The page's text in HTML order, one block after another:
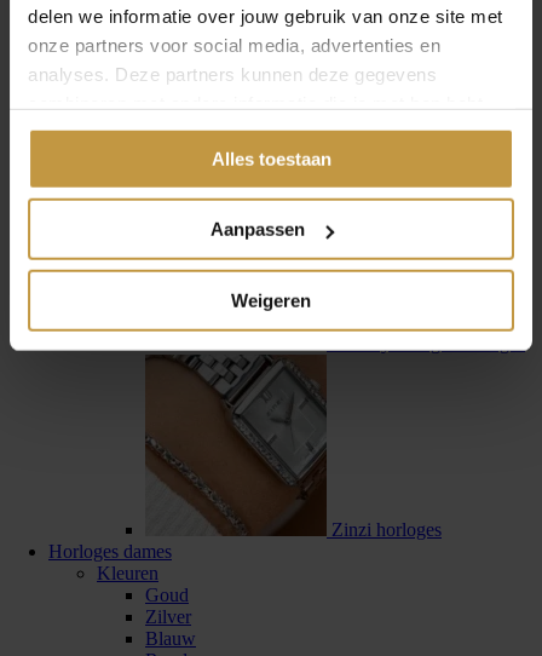
delen we informatie over jouw gebruik van onze site met
onze partners voor social media, advertenties en
analyses. Deze partners kunnen deze gegevens
gedeeld of die ze hebben verzameld via jouw gebruik van
Alles toestaan
Aanpassen
Weigeren
Swiss Military Hanowa
Zinzi horloges
Horloges dames
Kleuren
Goud
Zilver
Blauw